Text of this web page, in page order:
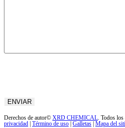
Derechos de autor© XRD CHEMICAL. Todos los
privacidad Término de uso Galletas Mapa del